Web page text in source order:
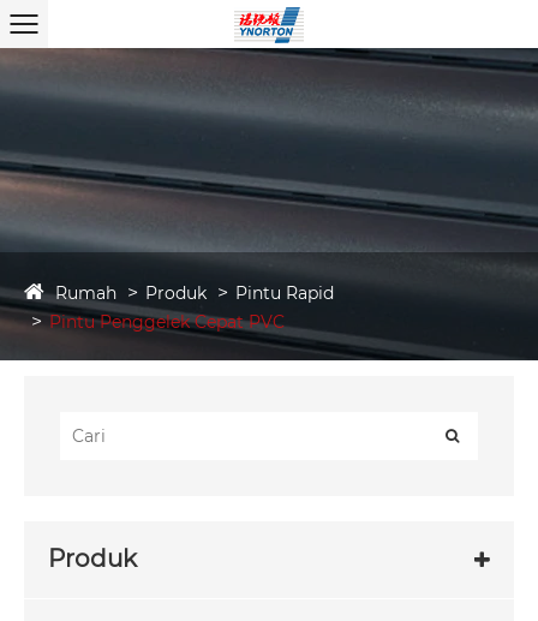
Rumah Produk
Pintu Rapid
Pintu Penggelek Cepat PVC
Produk